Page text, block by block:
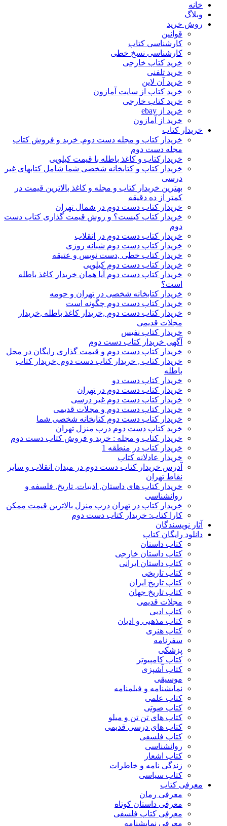
خانه
وبلاگ
روش خرید
قوانین
کارشناسی کتاب
کارشناسی نسخ خطی
خرید کتاب خارجی
خرید تلفنی
خرید آن لاین
خرید کتاب از سایت آمازون
خرید کتاب خارجی
خرید از ebay
خرید از آمازون
خریدار کتاب
خریدار کتاب و مجله دست دوم, خرید و فروش کتاب
مجله دست دوم
خریدارکتاب و کاغذ باطله با قیمت کیلویی
خریدار کتاب و کتابخانه شخصی شما شامل کتابهای غیر
درسی
بهترین خریدار کتاب و مجله و کاغذ بالاترین قیمت در
کمتر از ده دقیقه
خریدار کتاب دست دوم در شمال تهران
خریدار کتاب کیست؟ و روش قیمت گذاری کتاب دست
دوم
خریدار کتاب دست دوم در انقلاب
خریدار کتاب دست دوم شبانه روزی
خریدار کتاب خطی ,دست نویس و عتیقه
خریدار کتاب دست دوم کیلویی
خریدار کتاب دست دوم آیا همان خریدار کاغذ باطله
است؟
خریدار کتابخانه شخصی در تهران و حومه
خریدار کتاب دست دوم چگونه است
خریدار کتاب دست دوم ,خریدار کاغذ باطله ,خریدار
مجلات قدیمی
خریدار کتاب نفیس
آگهی خریدار کتاب دست دوم
خریدار کتاب دست دوم و قیمت گذاری رایگان در محل
خریدار کتاب , خریدار کتاب دست دوم ,خریدار کتاب
باطله
خریدار کتاب دست دو
خریدار کتاب دست دوم در تهران
خریدار کتاب دست دوم غیر درسی
خریدار کتاب دست دوم و مجلات قدیمی
خریدار کتاب دست دوم کتابخانه شخصی شما
خرید کتاب دست دوم درب منزل تهران
خریدار کتاب و مجله : خرید و فروش کتاب دست دوم
خریدار کتاب در منطقه 1
خریدار عادلانه کتاب
آدرس خریدار کتاب دست دوم در میدان انقلاب و سایر
نقاط تهران
خریدار کتاب های داستان, ادبیات, تاریخ, فلسفه و
روانشناسی
خریدار کتاب در تهران درب منزل بالاترین قیمت ممکن
کارا کتاب: خریدار کتاب دست دوم
آثار نویسندگان
دانلود رایگان کتاب
کتاب داستان
کتاب داستان خارجی
کتاب داستان ایرانی
کتاب تاریخی
کتاب تاریخ ایران
کتاب تاریخ جهان
مجلات قدیمی
کتاب ادبی
کتاب مذهبی و ادیان
کتاب هنری
سفرنامه
پزشکی
کتاب کامپیوتر
کتاب آشپزی
موسیقی
نمایشنامه و فیلمنامه
کتاب علمی
کتاب صوتی
کتاب های تن تن و میلو
کتاب های درسی قدیمی
کتاب فلسفی
روانشناسی
کتاب اشعار
زندگی نامه و خاطرات
کتاب سیاسی
معرفی کتاب
معرفی رمان
معرفی داستان کوتاه
معرفی کتاب فلسفی
معرفی نمایشنامه